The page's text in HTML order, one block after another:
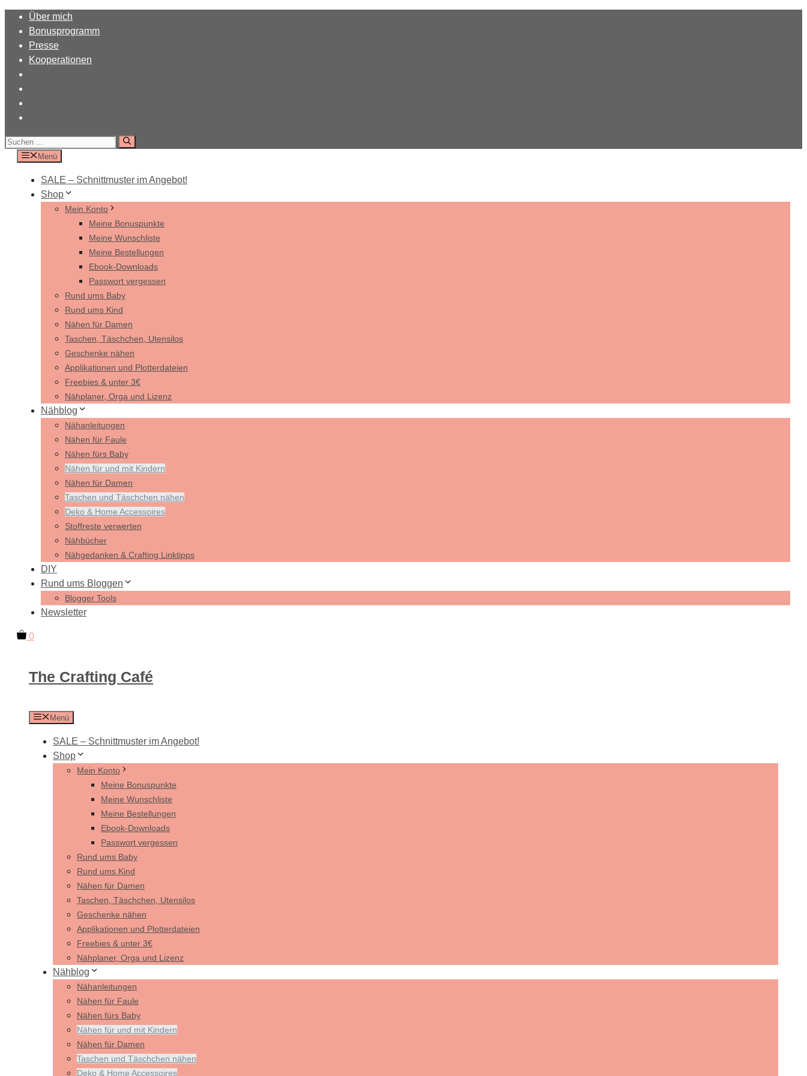
Zum
Inhalt
springen
Über mich
Bonusprogramm
Presse
Kooperationen
Suchen
nach:
Menü
SALE – Schnittmuster im Angebot!
Shop
Mein Konto
Meine Bonuspunkte
Meine Wunschliste
Meine Bestellungen
Ebook-Downloads
Passwort vergessen
Rund ums Baby
Rund ums Kind
Nähen für Damen
Taschen, Täschchen, Utensilos
Geschenke nähen
Applikationen und Plotterdateien
Freebies & unter 3€
Nähplaner, Orga und Lizenz
Nähblog
Nähanleitungen
Nähen für Faule
Nähen fürs Baby
Nähen für und mit Kindern
Nähen für Damen
Taschen und Täschchen nähen
Deko & Home Accessoires
Stoffreste verwerten
Nähbücher
Nähgedanken & Crafting Linktipps
DIY
Rund ums Bloggen
Blogger Tools
Newsletter
0
The Crafting Café
Menü
SALE – Schnittmuster im Angebot!
Shop
Mein Konto
Meine Bonuspunkte
Meine Wunschliste
Meine Bestellungen
Ebook-Downloads
Passwort vergessen
Rund ums Baby
Rund ums Kind
Nähen für Damen
Taschen, Täschchen, Utensilos
Geschenke nähen
Applikationen und Plotterdateien
Freebies & unter 3€
Nähplaner, Orga und Lizenz
Nähblog
Nähanleitungen
Nähen für Faule
Nähen fürs Baby
Nähen für und mit Kindern
Nähen für Damen
Taschen und Täschchen nähen
Deko & Home Accessoires